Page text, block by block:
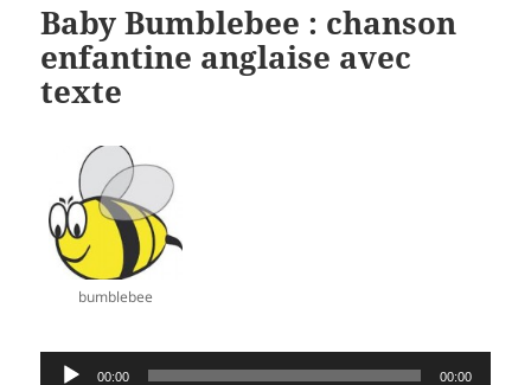
Baby Bumblebee : chanson
enfantine anglaise avec
texte
bumblebee
Lecteur 00:00 00:00